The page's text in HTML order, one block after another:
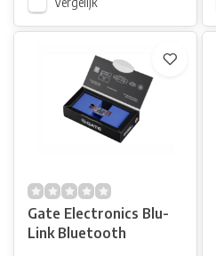
Gate Electronics Blu-
Link Bluetooth